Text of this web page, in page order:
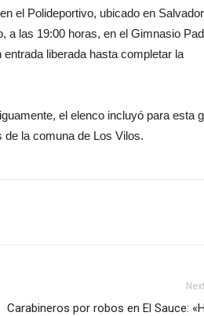
el Polideportivo, ubicado en Salvador
a las 19:00 horas, en el Gimnasio
liberada hasta completar la
el elenco incluyó para esta
de la comuna de Los Vilos.
Carabineros por robos en El Sauce: